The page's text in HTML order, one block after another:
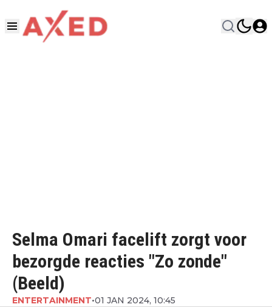
Selma Omari facelift zorgt voor
bezorgde reacties "Zo zonde"
(Beeld)
ENTERTAINMENT•01 JAN 2024, 10:45